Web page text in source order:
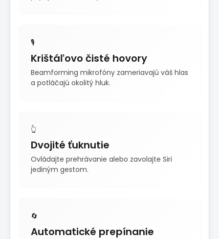
🎙️
Krištáľovo čisté hovory
Beamforming mikrofóny zameriavajú váš hlas
a potláčajú okolitý hluk.
👆
Dvojité ťuknutie
Ovládajte prehrávanie alebo zavolajte Siri
jediným gestom.
🔄
Automatické prepínanie